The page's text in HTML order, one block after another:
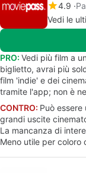
4.9
Vedi le
PRO: Vedi più film a
biglietto, avrai più
film 'indie' e dei
tramite l'app; non è
CONTRO: Può
grandi uscite
La mancanza di
Meno utile per coloro